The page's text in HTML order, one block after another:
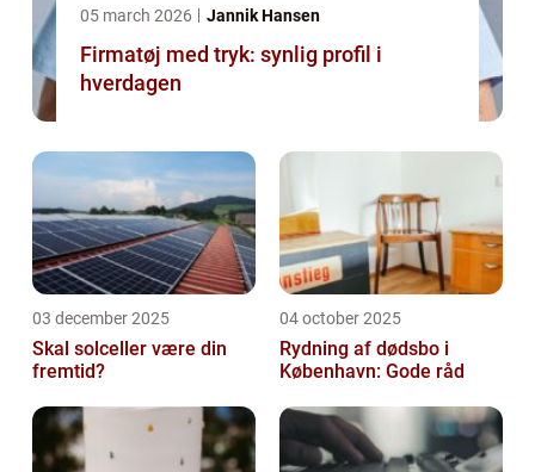
05 march 2026 Jannik Hansen
Firmatøj med tryk: synlig profil i
hverdagen
03 december 2025
Skal solceller være din
fremtid?
04 october 2025
Rydning af dødsbo i
København: Gode råd